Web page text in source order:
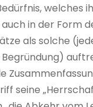
welches
in der Form
als solche
seine